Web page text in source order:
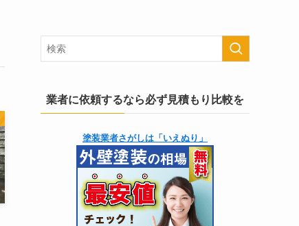
業者に依頼するなら必ず見積もり比較を
塗装業者さがしは「いえぬり」